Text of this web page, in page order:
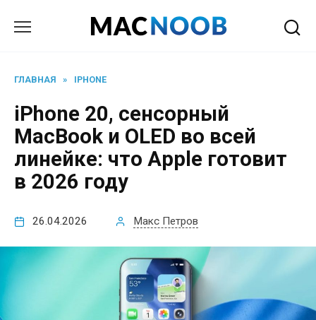
ГЛАВНАЯ » IPHONE
iPhone 20, сенсорный
MacBook и OLED во всей
линейке: что Apple готовит
в 2026 году
26.04.2026 Макс Петров